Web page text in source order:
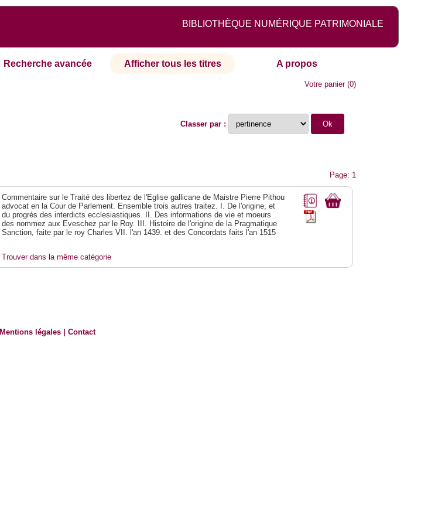
BIBLIOTHÈQUE NUMÉRIQUE PATRIMONIALE
Recherche avancée Afficher tous les titres A propos
Votre panier(0)
Classer par :
Page: 1
Commentaire sur le Traité des libertez de l'Eglise gallicane de Maistre Pierre Pithou
advocat en la Cour de Parlement. Ensemble trois autres traitez. I. De l'origine, et
du progrés des interdicts ecclesiastiques. II. Des informations de vie et moeurs
des nommez aux Eveschez par le Roy. III. Histoire de l'origine de la Pragmatique
Sanction, faite par le roy Charles VII. l'an 1439. et des Concordats faits l'an 1515
Trouver dans la même catégorie
Mentions légales |Contact